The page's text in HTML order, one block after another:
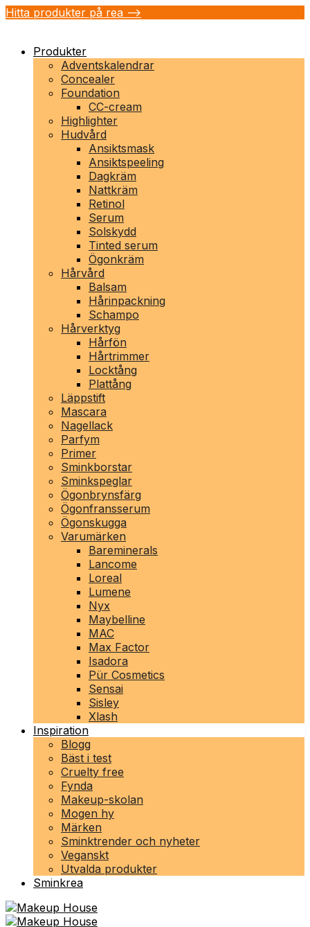
Hitta produkter på rea -->
Produkter
Adventskalendrar
Concealer
Foundation
CC-cream
Highlighter
Hudvård
Ansiktsmask
Ansiktspeeling
Dagkräm
Nattkräm
Retinol
Serum
Solskydd
Tinted serum
Ögonkräm
Hårvård
Balsam
Hårinpackning
Schampo
Hårverktyg
Hårfön
Hårtrimmer
Locktång
Plattång
Läppstift
Mascara
Nagellack
Parfym
Primer
Sminkborstar
Sminkspeglar
Ögonbrynsfärg
Ögonfransserum
Ögonskugga
Varumärken
Bareminerals
Lancome
Loreal
Lumene
Nyx
Maybelline
MAC
Max Factor
Isadora
Pür Cosmetics
Sensai
Sisley
Xlash
Inspiration
Blogg
Bäst i test
Cruelty free
Fynda
Makeup-skolan
Mogen hy
Märken
Sminktrender och nyheter
Veganskt
Utvalda produkter
Sminkrea